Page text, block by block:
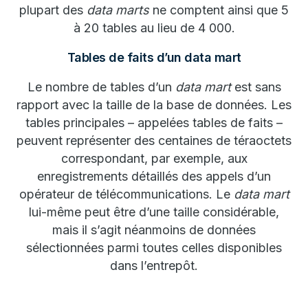
plupart des data martsne comptent ainsi que 5
à 20 tables au lieu de 4 000.
Tables de faits d’un data mart
Le nombre de tables d’un data martest sans
rapport avec la taille de la base de données. Les
tables principales – appelées tables de faits –
peuvent représenter des centaines de téraoctets
correspondant, par exemple, aux
enregistrements détaillés des appels d’un
opérateur de télécommunications. Le data mart
lui-même peut être d’une taille considérable,
mais il s’agit néanmoins de données
sélectionnées parmi toutes celles disponibles
dans l’entrepôt.